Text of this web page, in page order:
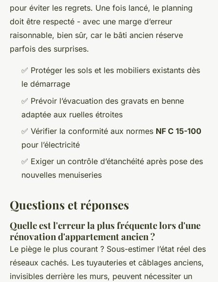
pour éviter les regrets. Une fois lancé, le planning
doit être respecté - avec une marge d’erreur
raisonnable, bien sûr, car le bâti ancien réserve
parfois des surprises.
✅ Protéger les sols et les mobiliers existants dès
le démarrage
✅ Prévoir l’évacuation des gravats en benne
adaptée aux ruelles étroites
✅ Vérifier la conformité aux normes NF C 15-100
pour l’électricité
✅ Exiger un contrôle d’étanchéité après pose des
nouvelles menuiseries
Questions et réponses
Quelle est l'erreur la plus fréquente lors d'une
rénovation d'appartement ancien ?
Le piège le plus courant ? Sous-estimer l’état réel des
réseaux cachés. Les tuyauteries et câblages anciens,
invisibles derrière les murs, peuvent nécessiter un